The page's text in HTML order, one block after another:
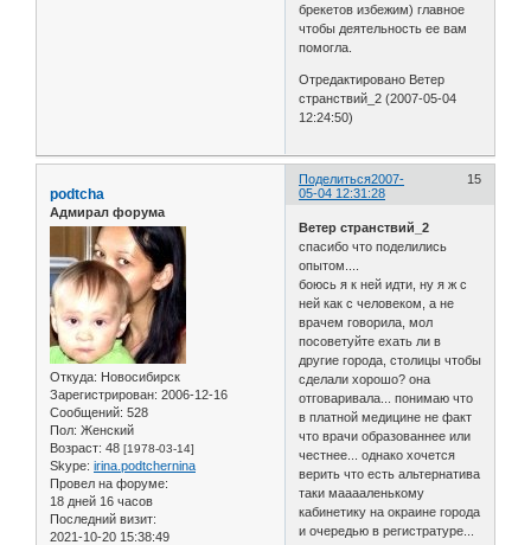
брекетов избежим) главное
чтобы деятельность ее вам
помогла.
Отредактировано Ветер
странствий_2 (2007-05-04
12:24:50)
Поделиться 15
2007-
05-04 12:31:28
podtcha
Адмирал форума
Откуда: Новосибирск
Зарегистрирован: 2006-12-16
Сообщений: 528
Пол: Женский
Возраст: 48 [1978-03-14]
Skype: irina.podtchernina
Провел на форуме:
18 дней 16 часов
Последний визит:
2021-10-20 15:38:49
Ветер странствий_2
спасибо что поделились
опытом....
боюсь я к ней идти, ну я ж с
ней как с человеком, а не
врачем говорила, мол
посоветуйте ехать ли в
другие города, столицы чтобы
сделали хорошо? она
отговаривала... понимаю что
в платной медицине не факт
что врачи образованнее или
честнее... однако хочется
верить что есть альтернатива
таки мааааленькому
кабинетику на окраине города
и очередью в регистратуре...